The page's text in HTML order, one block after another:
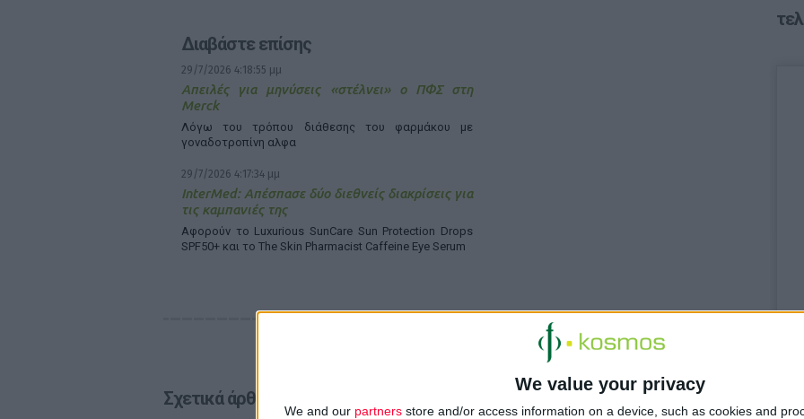
We value your privacy
We and our partners store and/or access information on a device, such as cookies and
Διαβάστε επίσης
29/7/2026 4:18:55 μμ
Απειλές για μηνύσεις «στέλνει» ο ΠΦΣ στη
Merck
Λόγω του τρόπου διάθεσης του φαρμάκου με
γοναδοτροπίνη αλφα
29/7/2026 4:17:34 μμ
InterMed: Απέσπασε δύο διεθνείς διακρίσεις για
τις καμπανιές της
Αφορούν το Luxurious SunCare Sun Protection Drops
SPF50+ και το The Skin Pharmacist Caffeine Eye Serum
Σχετικά άρθρα